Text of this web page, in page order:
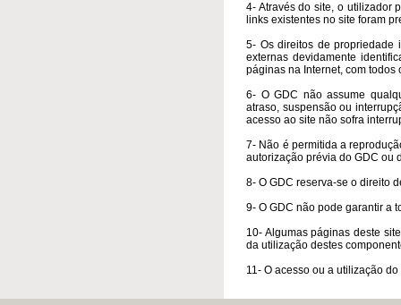
4- Através do site, o utilizador
links existentes no site foram
5- Os direitos de propriedade
externas devidamente
páginas na Internet, com todos
6- O GDC não assume
atraso, suspensão ou
acesso ao site não sofra
7- Não é permitida a
autorização prévia do GDC ou
8- O GDC reserva-se o direito
9- O GDC não pode garantir a
10- Algumas páginas deste
da utilização destes
11- O acesso ou a utilização